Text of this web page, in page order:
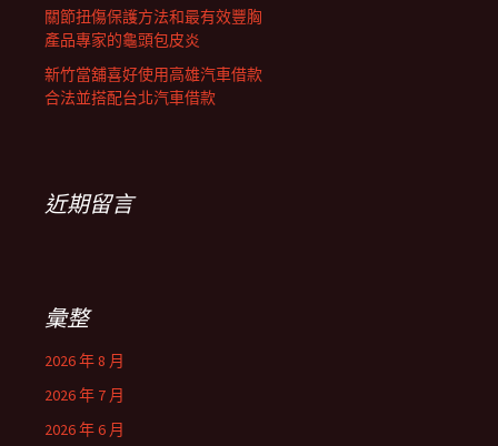
關節扭傷保護方法和最有效豐胸
產品專家的龜頭包皮炎
新竹當舖喜好使用高雄汽車借款
合法並搭配台北汽車借款
近期留言
彙整
2026 年 8 月
2026 年 7 月
2026 年 6 月